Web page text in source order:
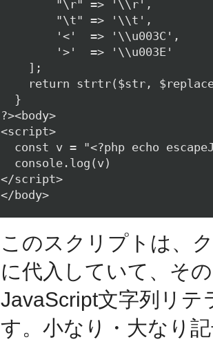
        "\r" => '\\r',
        "\t" => '\\t',
        '<'  => '\\u003C',
        '>'  => '\\u003E'
    ];
return strtr($str,
  }
?><body>
<script>
const v = "<?php echo
  console.log(v)
</script>
このスクリプトは、
に代入していて、そ
JavaScript文字列リ
す。小なり・大なり